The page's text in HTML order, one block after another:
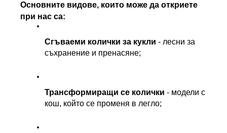
Основните видове, които може да откриете
при нас са:
Сгъваеми колички за кукли - лесни за
съхранение и пренасяне;
Трансформиращи се колички - модели с
кош, който се променя в легло;